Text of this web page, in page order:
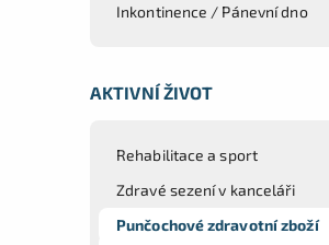
Inkontinence / Pánevní dno
AKTIVNÍ ŽIVOT
Rehabilitace a sport
Zdravé sezení v kanceláři
Punčochové zdravotní zboží